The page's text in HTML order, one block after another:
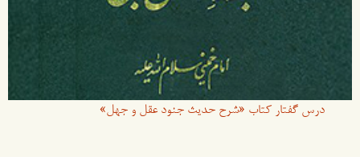
درس گفتار کتاب «شرح حدیث جنود عقل و جهل»